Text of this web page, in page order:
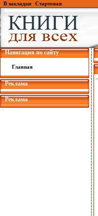
В закладки Стартовая
Навигация по сайту
Главная
Реклама
Реклама